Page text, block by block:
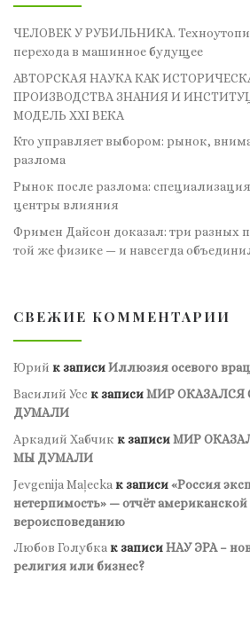
ЧЕЛОВЕК У РУБИЛЬНИКА.
перехода в машинное будущее
АВТОРСКАЯ НАУКА КАК
ПРОИЗВОДСТВА ЗНАНИЯ И
МОДЕЛЬ XXI ВЕКА
Кто управляет выбором: рынок,
разлома
Рынок после разлома:
центры влияния
Фримен Дайсон доказал: три разных
той же физике — и навсегда
СВЕЖИЕ КОММЕНТАРИИ
Юрий к записиИллюзия осевого
Василий Усс к записиМИР ОКАЗАЛСЯ
ДУМАЛИ
Аркадий Хабчик к записиМИР
МЫ ДУМАЛИ
Jevgenija Maļecka к записи«Россия
нетерпимость» — отчёт
вероисповеданию
Любов Голубкак записиНАУ ЭРА –
религия или бизнес?